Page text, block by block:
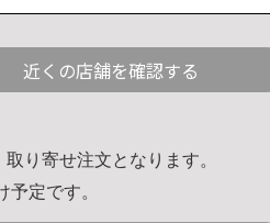
近くの店舗を確認する
り寄せ注文となります。
定です。